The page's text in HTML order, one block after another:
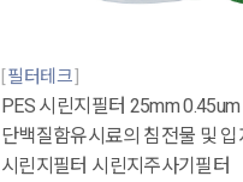
필터테크
PES 시린지필터 25mm
단백질함유시료의 침전물 및
시린지필터 시린지주사기필터